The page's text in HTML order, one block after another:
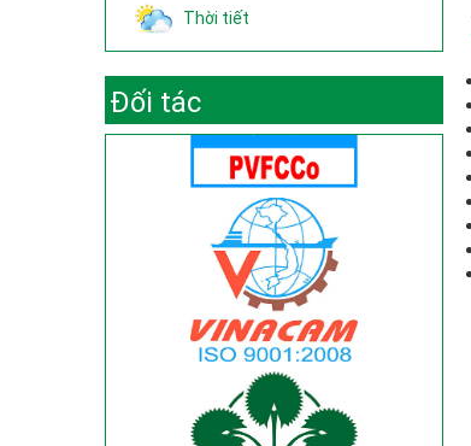
Thời tiết
Đối tác